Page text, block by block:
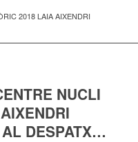
2018 LAIA AIXENDRI
NUCLI
DESPATX…